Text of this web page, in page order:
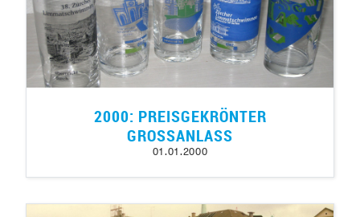
2000: PREISGEKRÖNTER
GROSSANLASS
01.01.2000